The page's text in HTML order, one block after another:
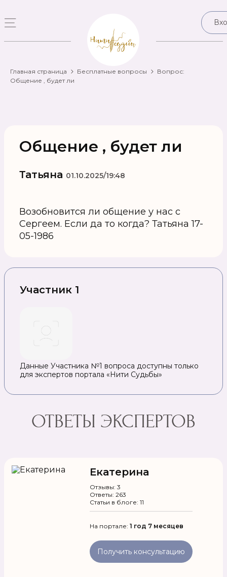
Главная страница Бесплатные вопросы
Вопрос:
Общение , будет ли
Общение , будет ли
Татьяна 01.10.2025/19:48
Возобновится ли общение у нас с
Сергеем. Если да то когда? Татьяна 17-
05-1986
Участник 1
Данные Участника №1 вопроса доступны только
для экспертов портала «Нити Судьбы»
ОТВЕТЫ ЭКСПЕРТОВ
Екатерина
Отзывы: 3
Ответы: 263
Статьи в блоге: 11
На портале: 1 год 7 месяцев
Получить консультацию